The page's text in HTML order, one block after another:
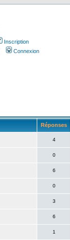
Inscription
Connexion
Réponses
4
0
6
0
3
6
1